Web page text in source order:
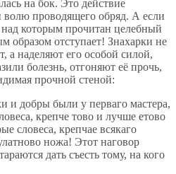
на бок. Это действие
волю проводящего обряд. А если
над которым прочитан целебный
образом отступает! Знахарки не
а наделяют его особой силой,
болезнь, отгоняют её прочь,
прочной стеной:
и добры были у перваго мастера,
крепче тово и лучше етово
словеса, крепчае всякаго
ножа! Этот наговор
дать съесть тому, на кого